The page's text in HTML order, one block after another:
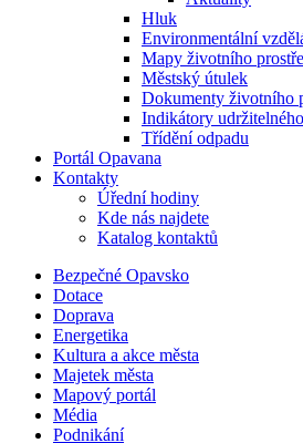
Hluk
Environmentální
Mapy životního
Městský útulek
Dokumenty životního
Indikátory
Třídění odpadu
Portál Opavana
Kontakty
Úřední hodiny
Kde nás najdete
Katalog kontaktů
Bezpečné Opavsko
Dotace
Doprava
Energetika
Kultura a akce města
Majetek města
Mapový portál
Média
Podnikání